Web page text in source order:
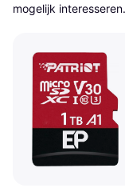
mogelijk interesseren.